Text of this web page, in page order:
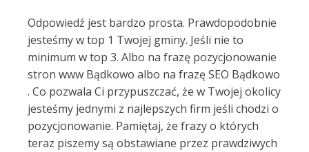
Odpowiedź jest bardzo prosta. Prawdopodobnie
jesteśmy w top 1 Twojej gminy. Jeśli nie to
minimum w top 3. Albo na frazę pozycjonowanie
stron www Bądkowo albo na frazę SEO Bądkowo
. Co pozwala Ci przypuszczać, że w Twojej okolicy
jesteśmy jednymi z najlepszych firm jeśli chodzi o
pozycjonowanie. Pamiętaj, że frazy o których
teraz piszemy są obstawiane przez prawdziwych